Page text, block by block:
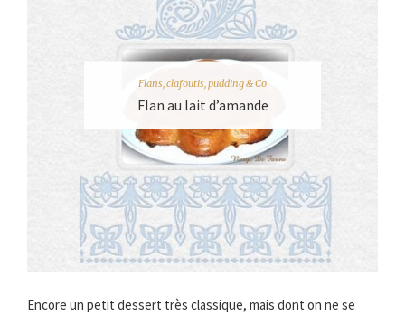
Flans, clafoutis, pudding & Co
Flan au lait d’amande
Encore un petit dessert très classique, mais dont on ne se